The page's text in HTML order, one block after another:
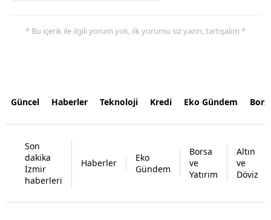
* Bu içerik ile ilgili yorum yok, ilk yorumu siz yazın, tartışalım *
Güncel Haberler Teknoloji Kredi Eko Gündem
Son
dakika
İzmir
haberleri
Haberler
Eko
Gündem
Borsa
ve
Yatırım
Altın
ve
Döviz